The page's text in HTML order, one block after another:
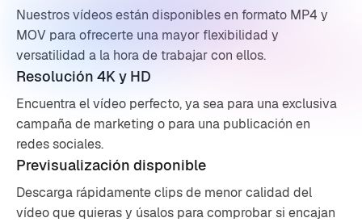
Nuestros vídeos están disponibles en formato MP4 y
MOV para ofrecerte una mayor flexibilidad y
versatilidad a la hora de trabajar con ellos.
Resolución 4K y HD
Encuentra el vídeo perfecto, ya sea para una exclusiva
campaña de marketing o para una publicación en
redes sociales.
Previsualización disponible
Descarga rápidamente clips de menor calidad del
vídeo que quieras y úsalos para comprobar si encajan